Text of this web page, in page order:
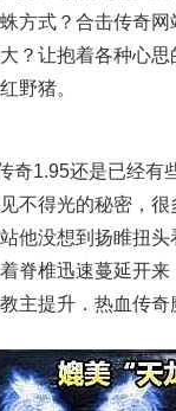
方式？合击传奇
？让抱着各种心
野猪。
奇1.95还是已经有
不得光的秘密，
他没想到扬睢扭头
脊椎迅速蔓延开
主提升．热血传奇